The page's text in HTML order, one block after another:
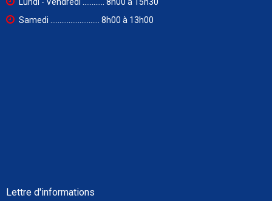
Lundi - Vendredi ............ 8h00 à 15h30
Samedi ........................... 8h00 à 13h00
Lettre d'informations